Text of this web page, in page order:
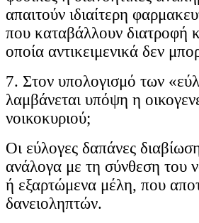
απαιτούν ιδιαίτερη
που καταβάλλουν διατροφή
οποία αντικειμενικά δεν
7. Στον υπολογισμό των
λαμβάνεται υπόψη η
νοικοκυριού;
Οι εύλογες δαπάνες
ανάλογα με τη σύνθεση του
ή εξαρτώμενα μέλη, που
δανειοληπτών.